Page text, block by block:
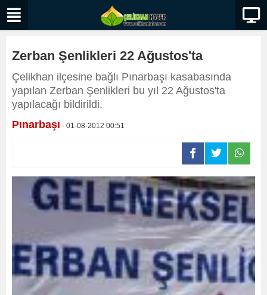
Zerban Şenlikleri 22 Ağustos'ta
Çelikhan ilçesine bağlı Pınarbaşı kasabasında
yapılan Zerban Şenlikleri bu yıl 22 Ağustos'ta
yapılacağı bildirildi.
Pınarbaşı - 01-08-2012 00:51